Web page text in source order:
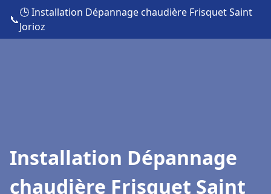
📞
🕒 Installation Dépannage chaudière Frisquet Saint
Jorioz
Installation Dépannage
chaudière Frisquet Saint